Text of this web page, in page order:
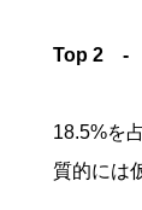
Top 2 -
18.5%を
質的には